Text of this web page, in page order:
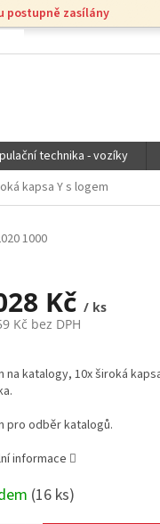
postupně zasílány
technika - vozíky
kapsa Y s logem
1000
Kč / ks
Kč bez DPH
na katalogy, 10x široká
pro odběr katalogů.
informace
(16 ks)